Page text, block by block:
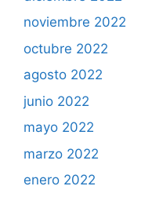
noviembre 2022
octubre 2022
agosto 2022
junio 2022
mayo 2022
marzo 2022
enero 2022